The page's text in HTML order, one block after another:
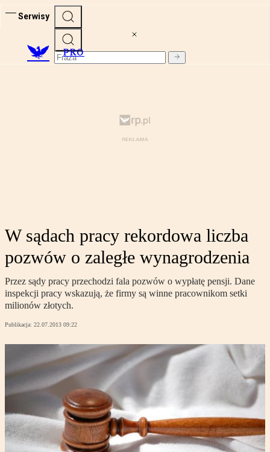
Serwisy
PRO
W sądach pracy rekordowa liczba
pozwów o zaległe wynagrodzenia
Przez sądy pracy przechodzi fala pozwów o wypłatę pensji. Dane
inspekcji pracy wskazują, że firmy są winne pracownikom setki
milionów złotych.
Publikacja: 22.07.2013 09:22